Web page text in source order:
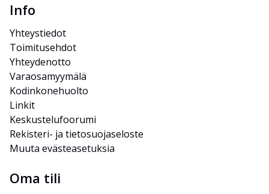
Info
Yhteystiedot
Toimitusehdot
Yhteydenotto
Varaosamyymälä
Kodinkonehuolto
Linkit
Keskustelufoorumi
Rekisteri- ja tietosuojaseloste
Muuta evästeasetuksia
Oma tili